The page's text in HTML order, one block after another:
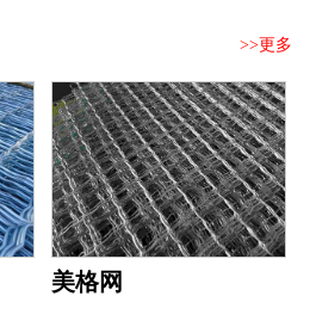
>>更多
美格网